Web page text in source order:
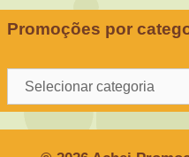
Promoções por
Promoções
por